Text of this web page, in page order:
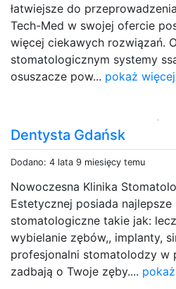
łatwiejsze do
Tech-Med w swojej ofercie
więcej ciekawych rozwiązań.
stomatologicznym systemy
osuszacze pow... pokaż
Dentysta Gdańsk
Dodano: 4 lata 9 miesięcy temu
Nowoczesna Klinika
Estetycznej posiada najlepsze
stomatologiczne takie jak:
wybielanie zębów,, implanty,
profesjonalni stomatolodzy w
zadbają o Twoje zęby....